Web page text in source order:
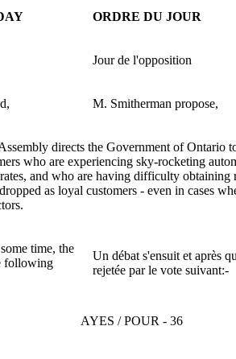
ORDRE DU JOUR
Jour de l'opposition
M. Smitherman propose,
directs the Government of Ontario
who are experiencing sky-rocketing
and who are having difficulty obtaining
as loyal customers - even in cases
time, the
following
Un débat s'ensuit et après
rejetée par le vote suivant:-
AYES / POUR - 36